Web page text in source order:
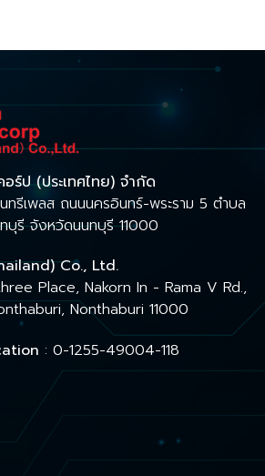
ร์ป (ประเทศไทย) จำกัด
ทรีเพลส ถนนนครอินทร์-พระราม 5 ตำบล
บุรี จังหวัดนนทบุรี 11000
Co., Ltd.
Place, Nakorn In - Rama V Rd.,
Nonthaburi 11000
: 0-1255-49004-118